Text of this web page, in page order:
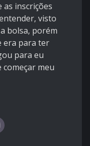
as inscrições
visto
bolsa, porém
era para ter
para eu
meu